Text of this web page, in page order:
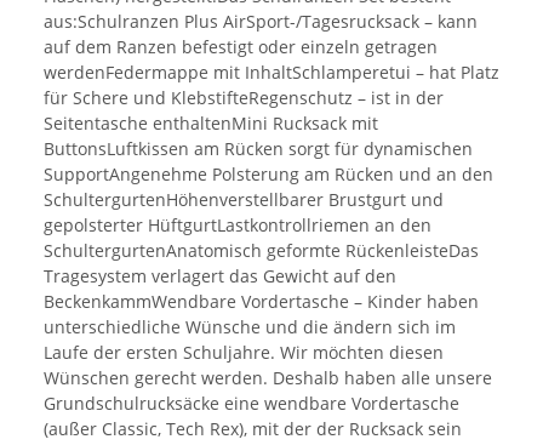
aus:Schulranzen Plus AirSport-/Tagesrucksack – kann
auf dem Ranzen befestigt oder einzeln getragen
werdenFedermappe mit InhaltSchlamperetui – hat Platz
für Schere und KlebstifteRegenschutz – ist in der
Seitentasche enthaltenMini Rucksack mit
ButtonsLuftkissen am Rücken sorgt für dynamischen
SupportAngenehme Polsterung am Rücken und an den
SchultergurtenHöhenverstellbarer Brustgurt und
gepolsterter HüftgurtLastkontrollriemen an den
SchultergurtenAnatomisch geformte RückenleisteDas
Tragesystem verlagert das Gewicht auf den
BeckenkammWendbare Vordertasche – Kinder haben
unterschiedliche Wünsche und die ändern sich im
Laufe der ersten Schuljahre. Wir möchten diesen
Wünschen gerecht werden. Deshalb haben alle unsere
Grundschulrucksäcke eine wendbare Vordertasche
(außer Classic, Tech Rex), mit der der Rucksack sein